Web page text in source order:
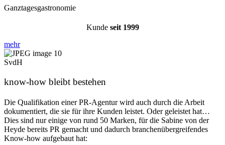
Ganztagesgastronomie
Kunde seit 1999
mehr
SvdH
know-how bleibt bestehen
Die Qualifikation einer PR-Agentur wird auch durch die Arbeit
dokumentiert, die sie für ihre Kunden leistet. Oder geleistet hat…
Dies sind nur einige von rund 50 Marken, für die Sabine von der
Heyde bereits PR gemacht und dadurch branchenübergreifendes
Know-how aufgebaut hat: